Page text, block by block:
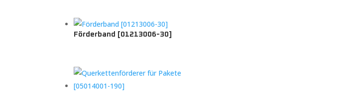
Förderband [01213006-30]